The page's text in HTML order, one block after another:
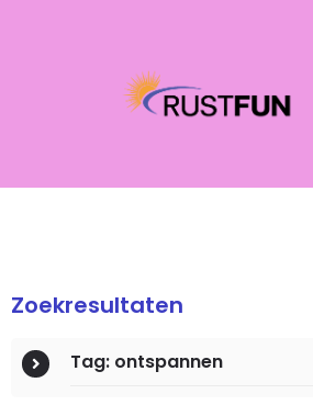
Zoekresultaten
Tag: ontspannen